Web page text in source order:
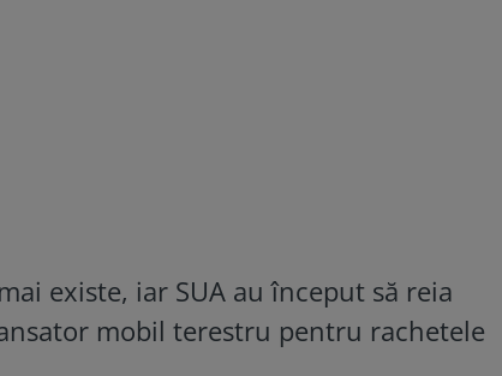
existe, iar SUA au început să reia
mobil terestru pentru rachetele